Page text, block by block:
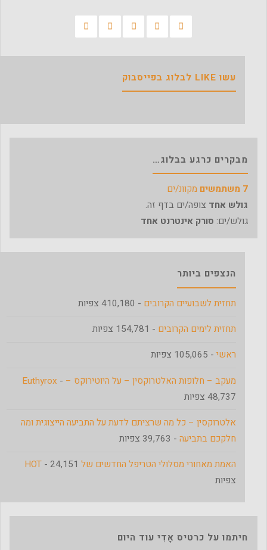
אביב"
עשו LIKE לבלוג בפייסבוק
מבקרים כרגע בבלוג…
7 משתמשים
מקוונ/ים
גולש אחד צופה/ים בדף זה.
גולש/ים: סורק אינטרנט אחד
הנצפים ביותר
תחזית לשבועיים הקרובים - 410,180 צפיות
תחזית לימים הקרובים - 154,781 צפיות
ראשי - 105,065 צפיות
מעקב – חלופות האלטרוקסין – על היוטירוקס – Euthyrox -
48,737 צפיות
אלטרוקסין – כל מה שרציתם לדעת על התביעה הייצוגית ומה
חלקכם בתביעה - 39,763 צפיות
האמת מאחורי מסלולי הטריפל החדשים של HOT - 24,151
צפיות
חיתמו על כרטיס אָדִי עוד היום